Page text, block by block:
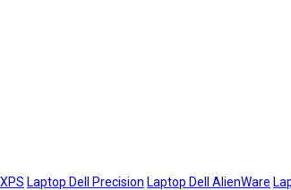
Laptop Dell Precision Laptop Dell AlienWare